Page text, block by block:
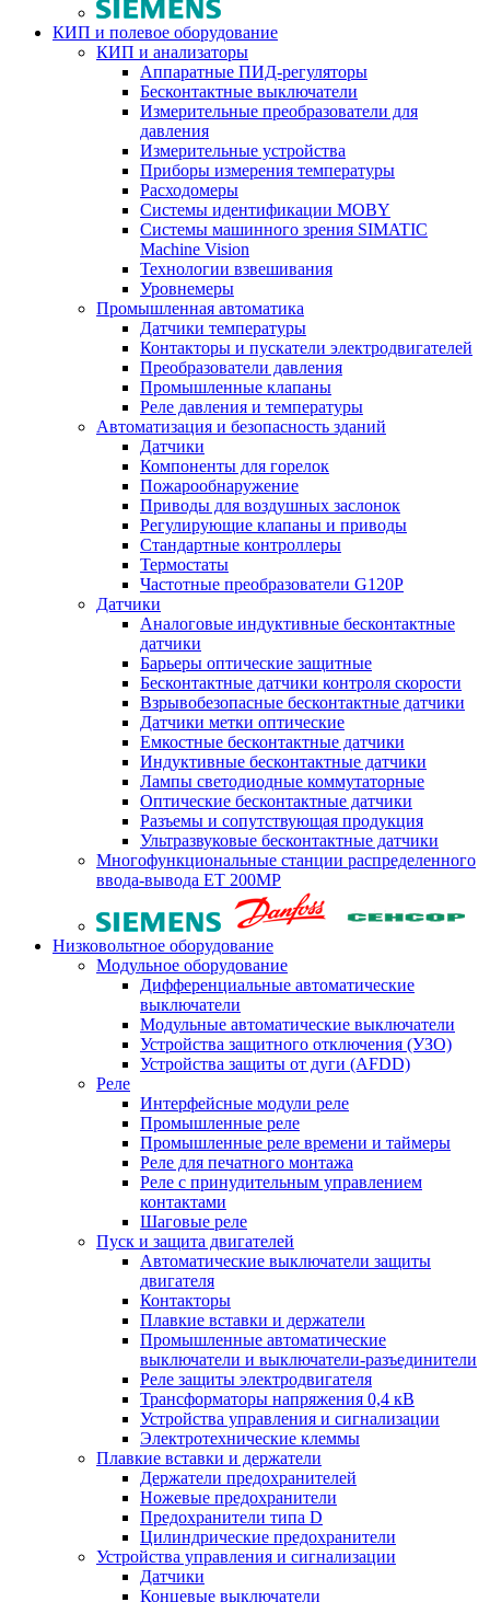
КИП и полевое оборудование
КИП и анализаторы
Аппаратные ПИД-регуляторы
Бесконтактные выключатели
Измерительные преобразователи для
давления
Измерительные устройства
Приборы измерения температуры
Расходомеры
Системы идентификации MOBY
Системы машинного зрения SIMATIC
Machine Vision
Технологии взвешивания
Уровнемеры
Промышленная автоматика
Датчики температуры
Контакторы и пускатели электродвигателей
Преобразователи давления
Промышленные клапаны
Реле давления и температуры
Автоматизация и безопасность зданий
Датчики
Компоненты для горелок
Пожарообнаружение
Приводы для воздушных заслонок
Регулирующие клапаны и приводы
Стандартные контроллеры
Термостаты
Частотные преобразователи G120P
Датчики
Аналоговые индуктивные бесконтактные
датчики
Барьеры оптические защитные
Бесконтактные датчики контроля скорости
Взрывобезопасные бесконтактные датчики
Датчики метки оптические
Емкостные бесконтактные датчики
Индуктивные бесконтактные датчики
Лампы светодиодные коммутаторные
Оптические бесконтактные датчики
Разъемы и сопутствующая продукция
Ультразвуковые бесконтактные датчики
Многофункциональные станции распределенного
ввода-вывода ET 200MP
Низковольтное оборудование
Модульное оборудование
Дифференциальные автоматические
выключатели
Модульные автоматические выключатели
Устройства защитного отключения (УЗО)
Устройства защиты от дуги (AFDD)
Реле
Интерфейсные модули реле
Промышленные реле
Промышленные реле времени и таймеры
Реле для печатного монтажа
Реле с принудительным управлением
контактами
Шаговые реле
Пуск и защита двигателей
Автоматические выключатели защиты
двигателя
Контакторы
Плавкие вставки и держатели
Промышленные автоматические
выключатели и выключатели-разъединители
Реле защиты электродвигателя
Трансформаторы напряжения 0,4 кВ
Устройства управления и сигнализации
Электротехнические клеммы
Плавкие вставки и держатели
Держатели предохранителей
Ножевые предохранители
Предохранители типа D
Цилиндрические предохранители
Устройства управления и сигнализации
Датчики
Концевые выключатели